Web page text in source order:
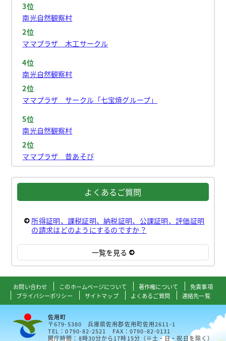
3位
南光自然観察村
2位
ママプラザ 木工サークル
4位
南光自然観察村
2位
ママプラザ サークル「七宝焼グループ」
5位
南光自然観察村
2位
ママプラザ 昔あそび
よくあるご質問
所得証明、課税証明、納税証明、公課証明、評価証明
の請求はどのようにするのですか？
一覧を見る
お問い合わせ このホームページについて 著作権について
免責事項
プライバシーポリシー
サイトマップ よくあるご質問 連絡先一覧
佐用町
〒679-5380 兵庫県佐用郡佐用町佐用2611-1
TEL：0790-82-2521 FAX：0790-82-0131
開庁時間：8時30分から17時15分（※土・日・祝日を除く）